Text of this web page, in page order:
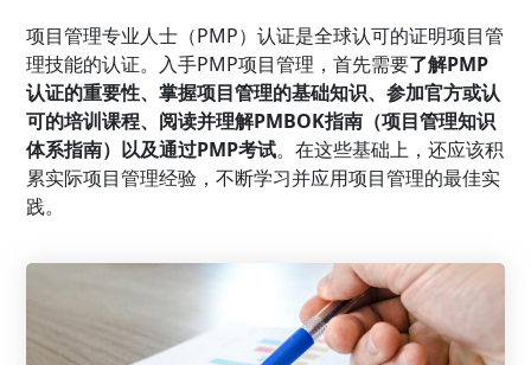
项目管理专业人士（PMP）认证是全球认可的证明项目管
理技能的认证。入手PMP项目管理，首先需要了解PMP
认证的重要性、掌握项目管理的基础知识、参加官方或认
可的培训课程、阅读并理解PMBOK指南（项目管理知识
体系指南）以及通过PMP考试。在这些基础上，还应该积
累实际项目管理经验，不断学习并应用项目管理的最佳实
践。